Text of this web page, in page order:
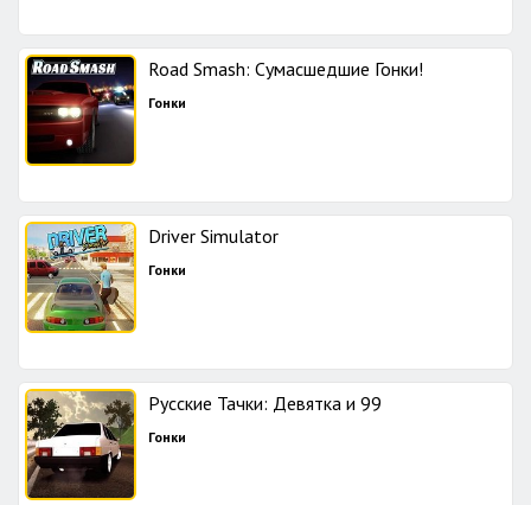
Road Smash: Сумасшедшие Гонки!
Гонки
Driver Simulator
Гонки
Русские Тачки: Девятка и 99
Гонки